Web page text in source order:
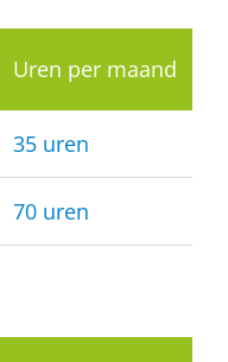
Uren per maand
35 uren
70 uren